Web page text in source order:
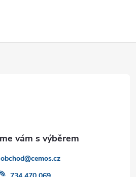
obchod@cemos.cz